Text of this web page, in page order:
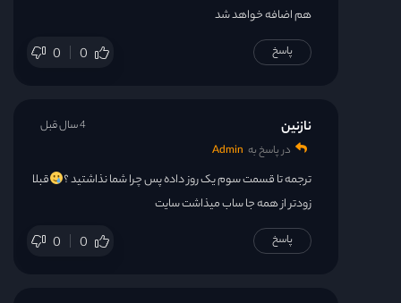
هم اضافه خواهد شد
0 0 پاسخ
نازنین
در پاسخ به Admin
ترجمه تا قسمت سوم یک روز داده پس چرا شما نذاشتید ؟
قبلا
زودتر از همه جا ساب میذاشت سایت
0 0
4 سال قبل
پاسخ